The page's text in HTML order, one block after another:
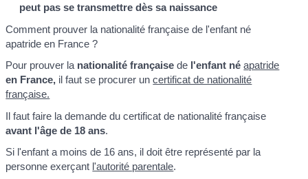
peut pas se transmettre dès sa naissance
Comment prouver la nationalité française de l'enfant né
apatride en France ?
Pour prouver la nationalité française de l'enfant néapatride
en France, il faut se procurer uncertificat de nationalité
française.
Il faut faire la demande du certificat de nationalité française
avant l'âge de 18 ans.
Si l'enfant a moins de 16 ans, il doit être représenté par la
personne exerçant l'autorité parentale.